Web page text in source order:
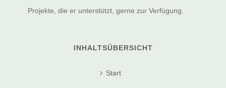
Projekte, die er unterstützt, gerne zur Verfügung.
INHALTSÜBERSICHT
Start